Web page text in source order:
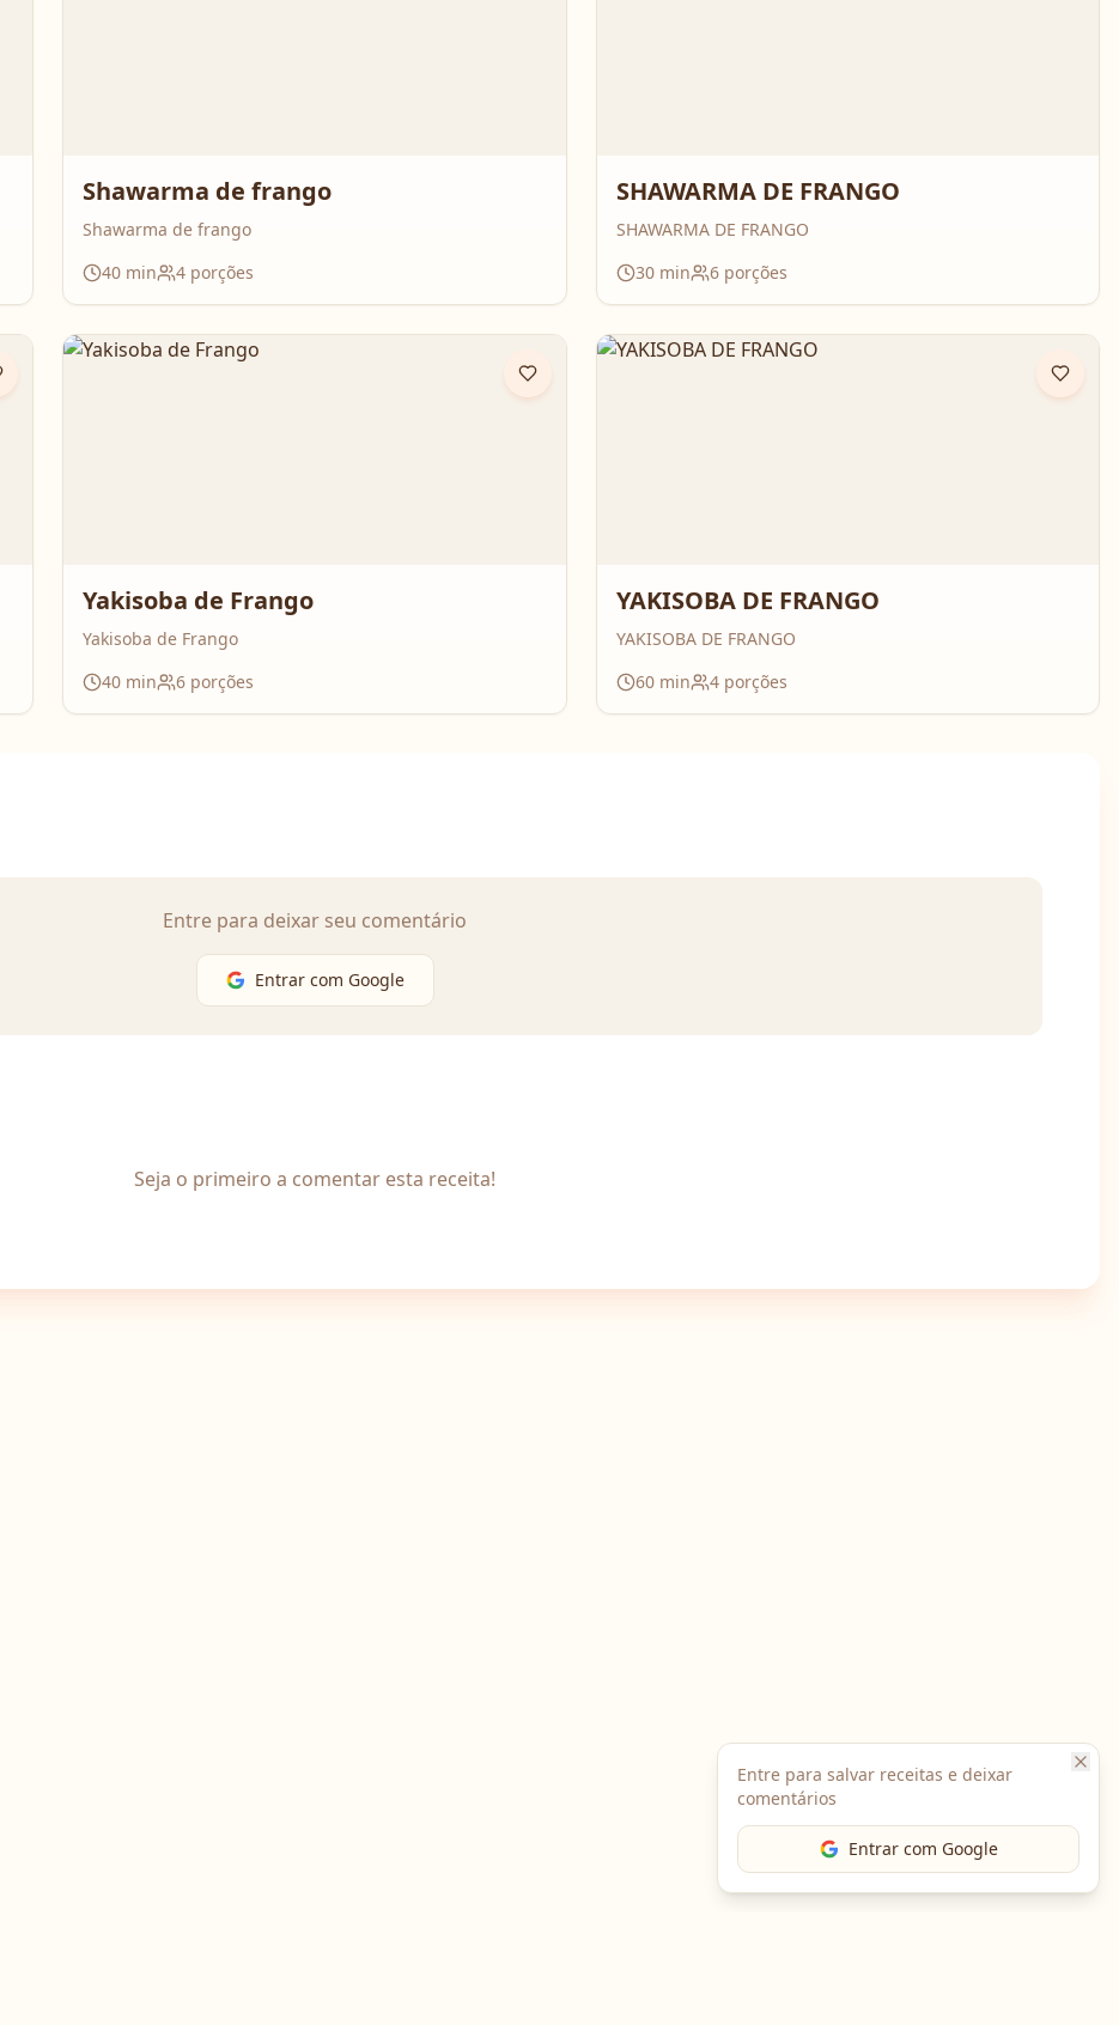
Entre para salvar receitas e deixar
comentários
Entrar com Google
Shawarma de frango
Shawarma de frango
40 min 4 porções
SHAWARMA DE FRANGO
SHAWARMA DE FRANGO
30min 6porções
Yakisoba de Frango
Yakisoba de Frango
40 min 6 porções
YAKISOBA DE FRANGO
YAKISOBA DE FRANGO
60min 4porções
Entre para deixar seu comentário
Entrar com Google
Seja o primeiro a comentar esta receita!